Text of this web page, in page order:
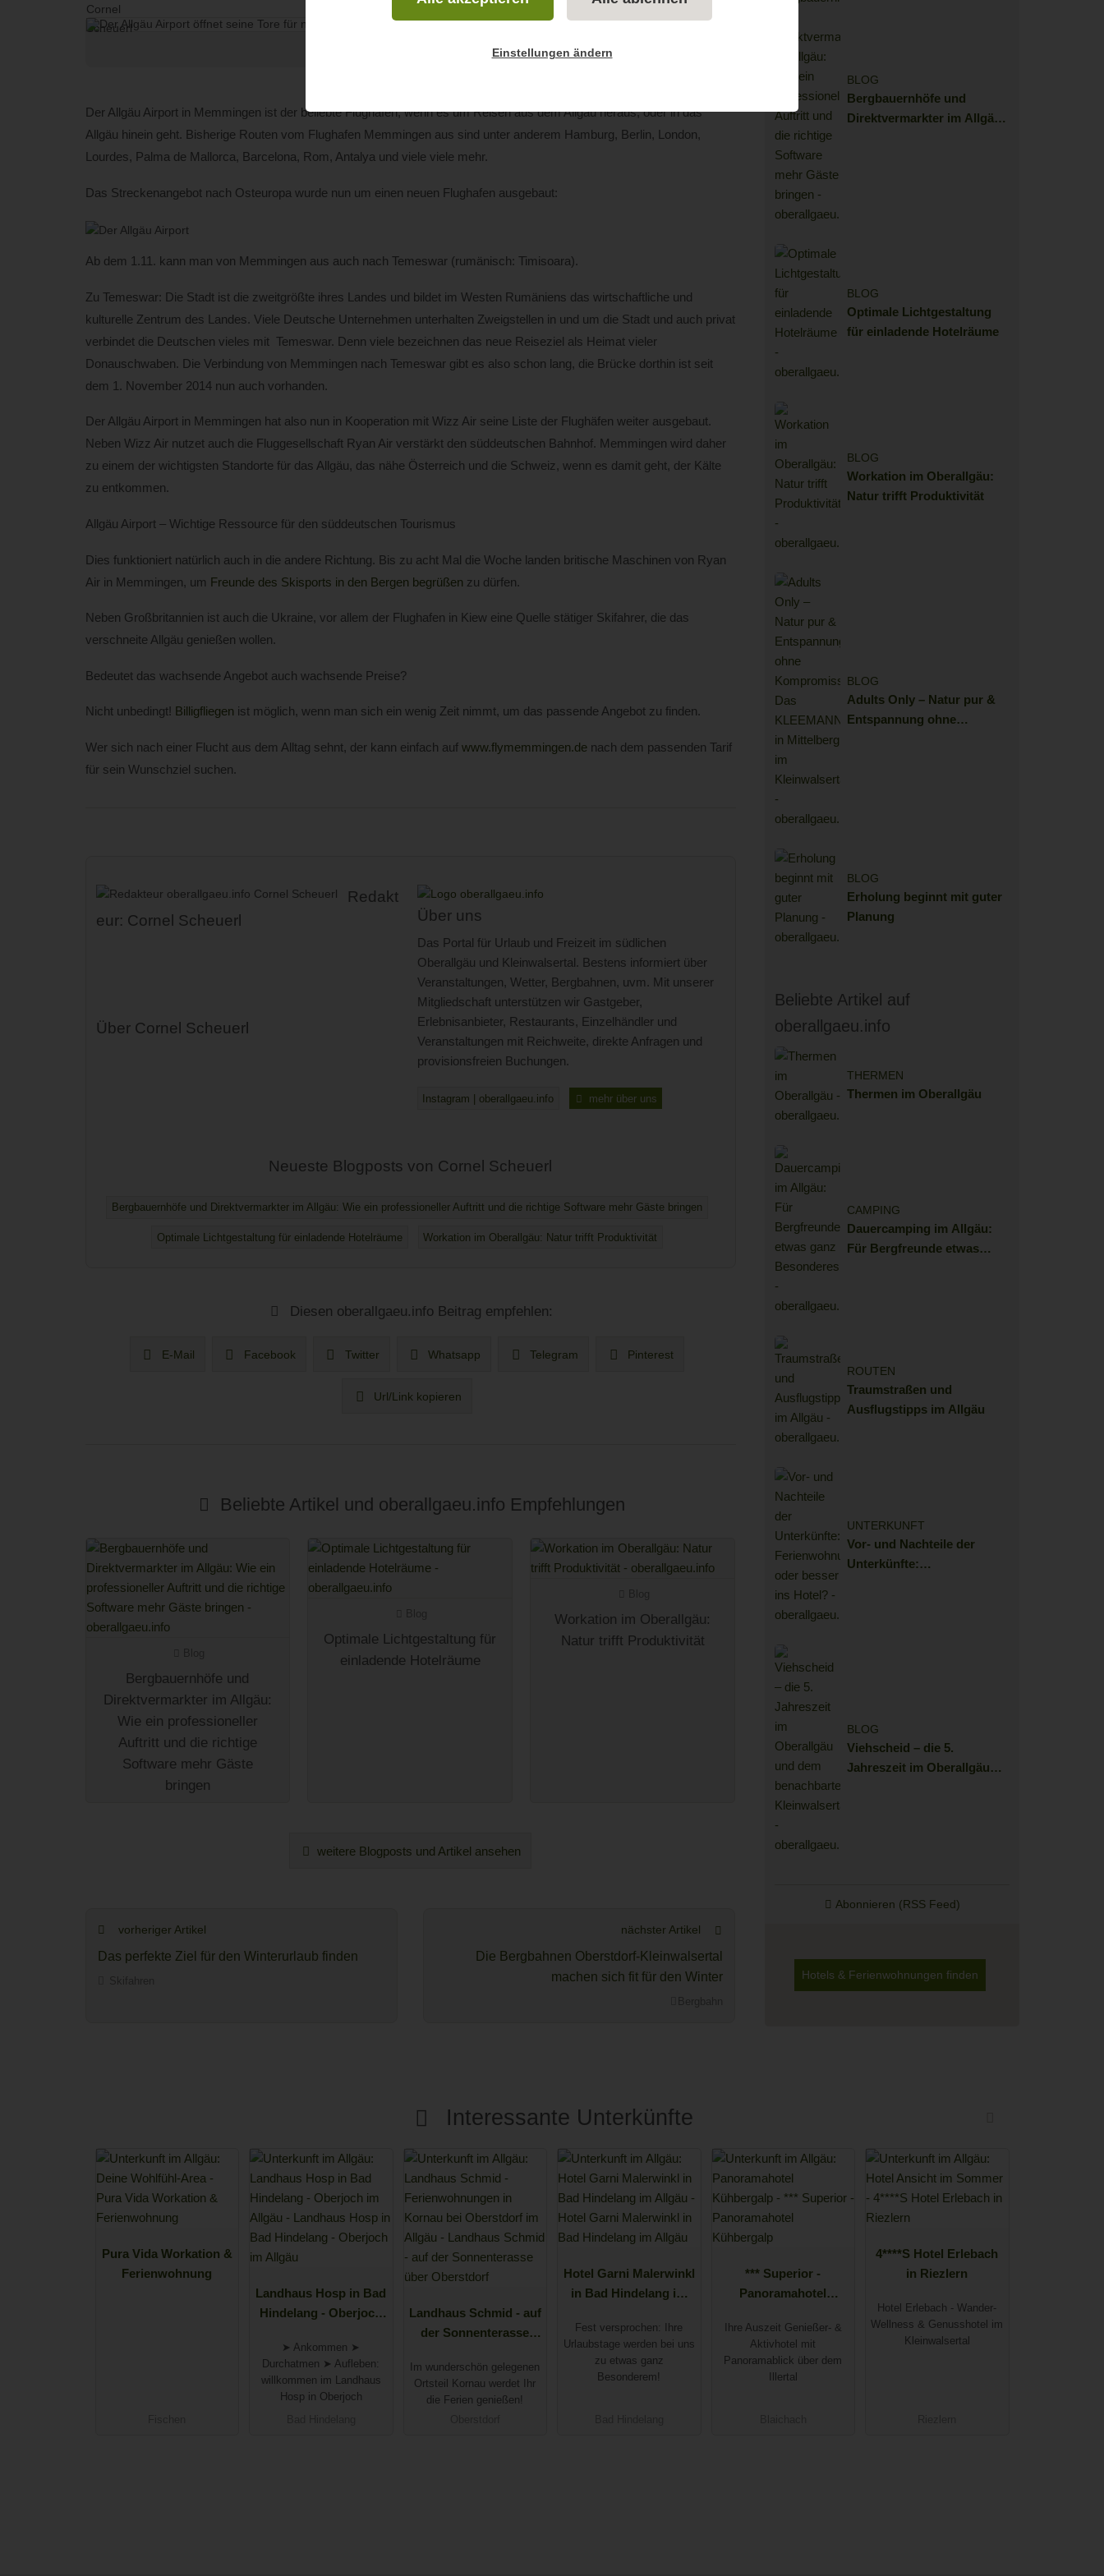
Der Allgäu Airport in Memmingen ist der beliebte Flughafen, wenn es um Reisen aus dem Allgäu heraus, oder in das
Allgäu hinein geht. Bisherige Routen vom Flughafen Memmingen aus sind unter anderem Hamburg, Berlin, London,
Lourdes, Palma de Mallorca, Barcelona, Rom, Antalya und viele viele mehr.
Das Streckenangebot nach Osteuropa wurde nun um einen neuen Flughafen ausgebaut:
Ab dem 1.11. kann man von Memmingen aus auch nach Temeswar (rumänisch: Timisoara).
Zu Temeswar: Die Stadt ist die zweitgrößte ihres Landes und bildet im Westen Rumäniens das wirtschaftliche und
kulturelle Zentrum des Landes. Viele Deutsche Unternehmen unterhalten Zweigstellen in und um die Stadt und auch privat
verbindet die Deutschen vieles mit Temeswar. Denn viele bezeichnen das neue Reiseziel als Heimat vieler
Donauschwaben. Die Verbindung von Memmingen nach Temeswar gibt es also schon lang, die Brücke dorthin ist seit
dem 1. November 2014 nun auch vorhanden.
Der Allgäu Airport in Memmingen hat also nun in Kooperation mit Wizz Air seine Liste der Flughäfen weiter ausgebaut.
Neben Wizz Air nutzet auch die Fluggesellschaft Ryan Air verstärkt den süddeutschen Bahnhof. Memmingen wird daher
zu einem der wichtigsten Standorte für das Allgäu, das nähe Österreich und die Schweiz, wenn es damit geht, der Kälte
zu entkommen.
Allgäu Airport – Wichtige Ressource für den süddeutschen Tourismus
Dies funktioniert natürlich auch in die andere Richtung. Bis zu acht Mal die Woche landen britische Maschinen von Ryan
Air in Memmingen, um Freunde des Skisports in den Bergen begrüßen zu dürfen.
Neben Großbritannien ist auch die Ukraine, vor allem der Flughafen in Kiew eine Quelle stätiger Skifahrer, die das
verschneite Allgäu genießen wollen.
Bedeutet das wachsende Angebot auch wachsende Preise?
Nicht unbedingt! Billigfliegen ist möglich, wenn man sich ein wenig Zeit nimmt, um das passende Angebot zu finden.
Wer sich nach einer Flucht aus dem Alltag sehnt, der kann einfach auf www.flymemmingen.denach dem passenden Tarif
für sein Wunschziel suchen.
Redakt
eur: Cornel Scheuerl
Über Cornel Scheuerl
Über uns
Das Portal für Urlaub und Freizeit im südlichen
Oberallgäu und Kleinwalsertal. Bestens informiert über
Veranstaltungen, Wetter, Bergbahnen, uvm. Mit unserer
Mitgliedschaft unterstützen wir Gastgeber,
Erlebnisanbieter, Restaurants, Einzelhändler und
Veranstaltungen mit Reichweite, direkte Anfragen und
provisionsfreien Buchungen.
Instagram | oberallgaeu.info mehr über uns
Neueste Blogposts von Cornel Scheuerl
Bergbauernhöfe und Direktvermarkter im Allgäu: Wie ein professioneller Auftritt und die richtige Software mehr Gäste bringen
Optimale Lichtgestaltung für einladende Hotelräume Workation im Oberallgäu: Natur trifft Produktivität
Diesen oberallgaeu.info Beitrag empfehlen:
E-Mail Facebook Twitter Whatsapp Telegram Pinterest
Url/Link kopieren
Beliebte Artikel und oberallgaeu.info Empfehlungen
Bergbauernhöfe und
Direktvermarkter im Allgäu:
Wie ein professioneller
Auftritt und die richtige
Software mehr Gäste
bringen
Optimale Lichtgestaltung für
einladende Hotelräume
Workation im Oberallgäu:
Natur trifft Produktivität
weitere Blogposts und Artikel ansehen
vorheriger Artikel
Das perfekte Ziel für den Winterurlaub finden
nächster Artikel
Die Bergbahnen Oberstdorf-Kleinwalsertal
machen sich fit für den Winter
BLOG
Bergbauernhöfe und
Direktvermarkter im Allgäu:
BLOG
Optimale Lichtgestaltung
für einladende Hotelräume
BLOG
Workation im Oberallgäu:
Natur trifft Produktivität
BLOG
Adults Only – Natur pur &
Entspannung ohne
BLOG
Erholung beginnt mit guter
Planung
Beliebte Artikel auf
oberallgaeu.info
THERMEN
Thermen im Oberallgäu
CAMPING
Dauercamping im Allgäu:
Für Bergfreunde etwas
ROUTEN
Traumstraßen und
Ausflugstipps im Allgäu
UNTERKUNFT
Vor- und Nachteile der
Unterkünfte:
BLOG
Viehscheid – die 5.
Jahreszeit im Oberallgäu
Abonnieren (RSS Feed)
Hotels & Ferienwohnungen finden
Interessante Unterkünfte
Pura Vida Workation &
Ferienwohnung
Landhaus Hosp in Bad
Hindelang - Oberjoch
➤ Ankommen ➤
Durchatmen ➤ Aufleben:
willkommen im Landhaus
Hosp in Oberjoch
Landhaus Schmid - auf
der Sonnenterasse
Im wunderschön gelegenen
Ortsteil Kornau werdet Ihr
die Ferien genießen!
Hotel Garni Malerwinkl
in Bad Hindelang im
Fest versprochen: Ihre
Urlaubstage werden bei uns
zu etwas ganz
Besonderem!
*** Superior -
Panoramahotel
Ihre Auszeit Genießer- &
Aktivhotel mit
Panoramablick über dem
Illertal
4****S Hotel Erlebach
in Riezlern
Hotel Erlebach - Wander-
Wellness & Genusshotel im
Kleinwalsertal
Einstellungen ändern